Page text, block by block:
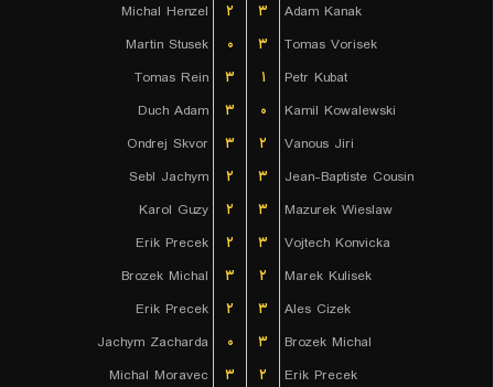
Michal Henzel
۲ ۳
Adam Kanak
Martin Stusek
۰ ۳
Tomas Vorisek
Tomas Rein
۳ ۱
Petr Kubat
Duch Adam
۳ ۰
Kamil Kowalewski
Ondrej Skvor
۳ ۲
Vanous Jiri
Sebl Jachym
۲ ۳
Jean-Baptiste Cousin
Karol Guzy
۲ ۳
Mazurek Wieslaw
Erik Precek
۲ ۳
Vojtech Konvicka
Brozek Michal
۳ ۲
Marek Kulisek
Erik Precek
۲ ۳
Ales Cizek
Jachym Zacharda
۰ ۳
Brozek Michal
Michal Moravec
۳ ۲
Erik Precek